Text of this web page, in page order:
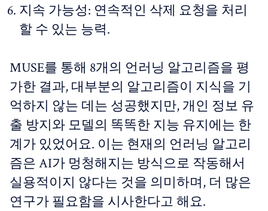
지속 가능성: 연속적인 삭제 요청을 처리
할 수 있는 능력.
MUSE를 통해 8개의 언러닝 알고리즘을 평
가한 결과, 대부분의 알고리즘이 지식을 기
억하지 않는 데는 성공했지만, 개인 정보 유
출 방지와 모델의 똑똑한 지능 유지에는 한
계가 있었어요. 이는 현재의 언러닝 알고리
즘은 AI가 멍청해지는 방식으로 작동해서
실용적이지 않다는 것을 의미하며, 더 많은
연구가 필요함을 시사한다고 해요.